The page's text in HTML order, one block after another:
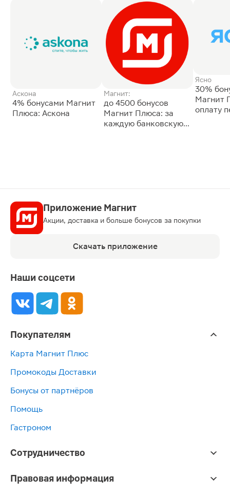
Аскона
4% бонусами Магнит
Плюса: Аскона
Магнит:
до 4500 бонусов
Магнит Плюса: за
каждую банковскую
Ясно
30%
Магнит
оплату
Приложение Магнит
Акции, доставка и больше бонусов за покупки
Скачать приложение
Наши соцсети
Покупателям
Карта Магнит Плюс
Промокоды Доставки
Бонусы от партнёров
Помощь
Гастроном
Сотрудничество
Правовая информация